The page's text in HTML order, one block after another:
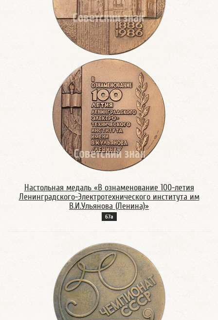
Настольная медаль «В ознаменование 100-летия
Ленинградского-Электротехнического института им
В.И.Ульянова (Ленина)»
67а